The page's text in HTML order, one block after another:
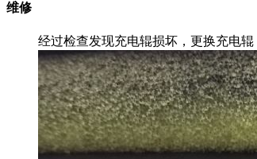
维修
经过检查发现充电辊损坏，更换充电辊